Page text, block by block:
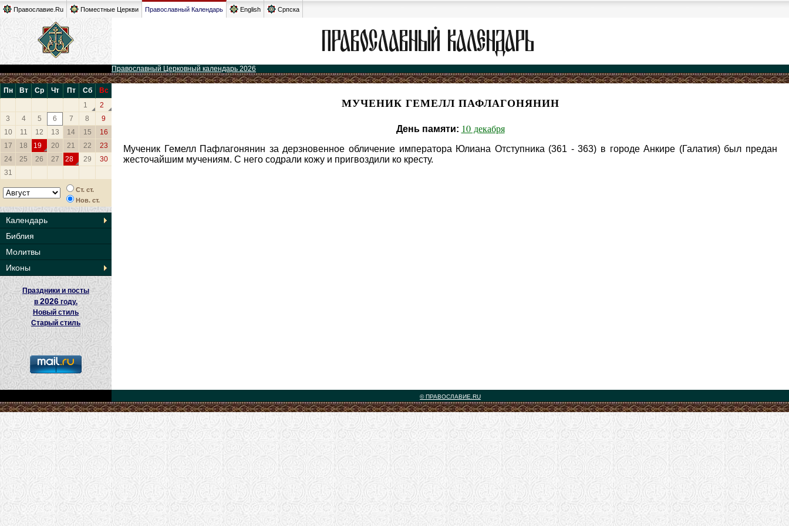
Православие.Ru Поместные Церкви Православный Календарь English Српска
Православный Церковный календарь 2026
Пн Вт Ср Чт Пт Сб
Вс
1
2
3
4 5 6 7 8
9
10
11 12 13 14 15
16
17
18 19 20 21 22
23
24
25 26 27 28 29
30
31
Ст. ст.
Нов. ст.
Календарь
Библия
Молитвы
Иконы
Праздники и посты
в 2026 году.
Новый стиль
Старый стиль
МУЧЕНИК ГЕМЕЛЛ ПАФЛАГОНЯНИН
День памяти: 10 декабря
Мученик Гемелл Пафлагонянин за дерзновенное обличение императора Юлиана Отступника (361 - 363) в городе Анкире (Галатия) был предан
жесточайшим мучениям. С него содрали кожу и пригвоздили ко кресту.
© ПРАВОСЛАВИЕ.RU